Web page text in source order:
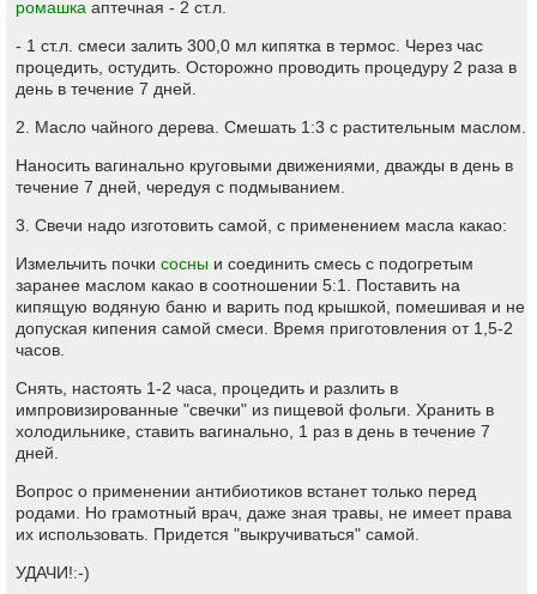
ромашка аптечная - 2 ст.л.
- 1 ст.л. смеси залить 300,0 мл кипятка в термос. Через час
процедить, остудить. Осторожно проводить процедуру 2 раза в
день в течение 7 дней.
2. Масло чайного дерева. Смешать 1:3 с растительным маслом.
Наносить вагинально круговыми движениями, дважды в день в
течение 7 дней, чередуя с подмыванием.
3. Свечи надо изготовить самой, с применением масла какао:
Измельчить почки сосны и соединить смесь с подогретым
заранее маслом какао в соотношении 5:1. Поставить на
кипящую водяную баню и варить под крышкой, помешивая и не
допуская кипения самой смеси. Время приготовления от 1,5-2
часов.
Снять, настоять 1-2 часа, процедить и разлить в
импровизированные "свечки" из пищевой фольги. Хранить в
холодильнике, ставить вагинально, 1 раз в день в течение 7
дней.
Вопрос о применении антибиотиков встанет только перед
родами. Но грамотный врач, даже зная травы, не имеет права
их использовать. Придется "выкручиваться" самой.
УДАЧИ!:-)